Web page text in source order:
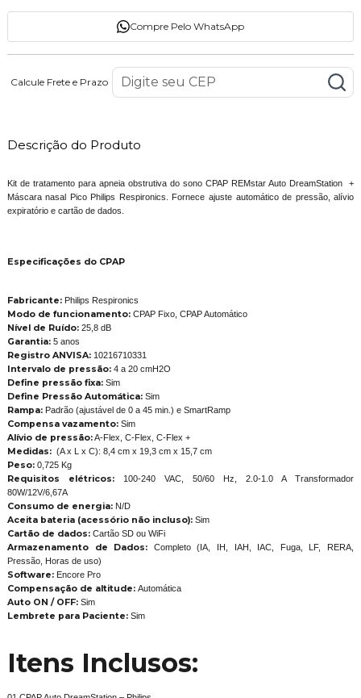
Compre Pelo WhatsApp
Calcule Frete e Prazo
Descrição do Produto
Kit de tratamento para apneia obstrutiva do sono CPAP REMstar Auto DreamStation +
Máscara nasal Pico Philips Respironics. Fornece ajuste automático de pressão, alívio
expiratório e cartão de dados.
Especificações do CPAP
Fabricante:Philips Respironics
Modo de funcionamento:CPAP Fixo, CPAP Automático
Nível de Ruído:25,8 dB
Garantia: 5 anos
Registro ANVISA:10216710331
Intervalo de pressão:4 a 20 cmH2O
Define pressão fixa:Sim
Define Pressão Automática:Sim
Rampa:Padrão (ajustável de 0 a 45 min.) e SmartRamp
Compensa vazamento:Sim
Alívio de pressão:A-Flex, C-Flex, C-Flex +
Medidas: (A x L x C): 8,4 cm x 19,3 cm x 15,7 cm
Peso:0,725 Kg
Requisitos elétricos:100-240 VAC, 50/60 Hz, 2.0-1.0 A Transformador
80W/12V/6,67A
Consumo de energia: N/D
Aceita bateria (acessório não incluso):Sim
Cartão de dados:Cartão SD ou WiFi
Armazenamento de Dados: Completo (IA, IH, IAH, IAC, Fuga, LF, RERA,
Pressão, Horas de uso)
Software: Encore Pro
Compensação de altitude: Automática
Auto ON / OFF:Sim
Lembrete para Paciente:Sim
Itens Inclusos: